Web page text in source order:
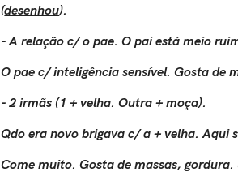
(desenhou).
- A relação c/ o pae. O pai está meio
O pae c/ inteligência sensível. Gosta de
- 2 irmãs (1 + velha. Outra + moça).
Qdo era novo brigava c/ a + velha. Aqui
Come muito. Gosta de massas,